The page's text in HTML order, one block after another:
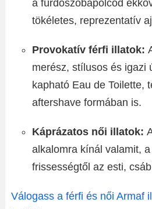
a fürdőszobapolcod
tökéletes, reprezentatív
Provokatív férfi illatok:
merész, stílusos és igazi
kapható Eau de Toilette,
aftershave formában is.
Káprázatos női illatok:
alkalomra kínál valamit,
frissességtől az esti,
Válogass a férfi és női Armaf